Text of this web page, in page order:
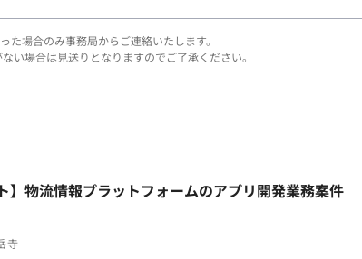
た場合のみ事務局からご連絡いたします。
い場合は見送りとなりますのでご了承ください。
物流情報プラットフォームのアプリ開発業務案件
寺